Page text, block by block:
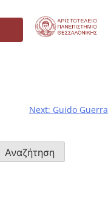
Next: Guido Guerra
Αναζήτηση